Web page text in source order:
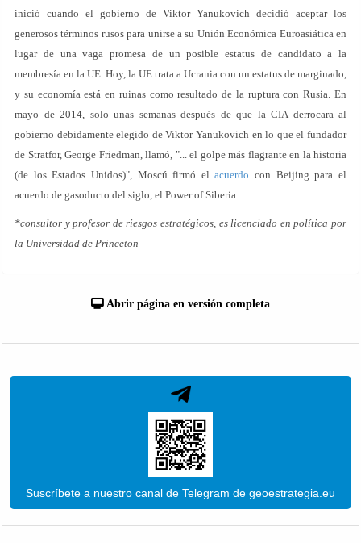
inició cuando el gobierno de Viktor Yanukovich decidió aceptar los
generosos términos rusos para unirse a su Unión Económica Euroasiática en
lugar de una vaga promesa de un posible estatus de candidato a la
membresía en la UE. Hoy, la UE trata a Ucrania con un estatus de marginado,
y su economía está en ruinas como resultado de la ruptura con Rusia. En
mayo de 2014, solo unas semanas después de que la CIA derrocara al
gobierno debidamente elegido de Viktor Yanukovich en lo que el fundador
de Stratfor, George Friedman, llamó, "... el golpe más flagrante en la historia
(de los Estados Unidos)", Moscú firmó elacuerdo con Beijing para el
acuerdo de gasoducto del siglo, el Power of Siberia.
*consultor y profesor de riesgos estratégicos, es licenciado en política por
la Universidad de Princeton
Abrir página en versión completa
Suscríbete a nuestro canal de Telegram de geoestrategia.eu